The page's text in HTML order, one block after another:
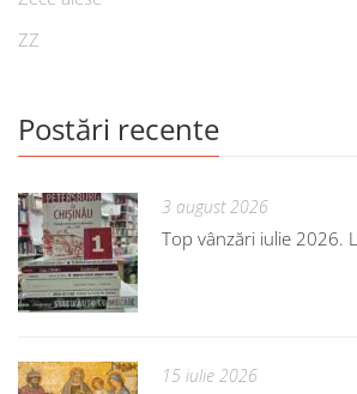
ZZ
Postări recente
3 august 2026
Top vânzări iulie 2026.
15 iulie 2026